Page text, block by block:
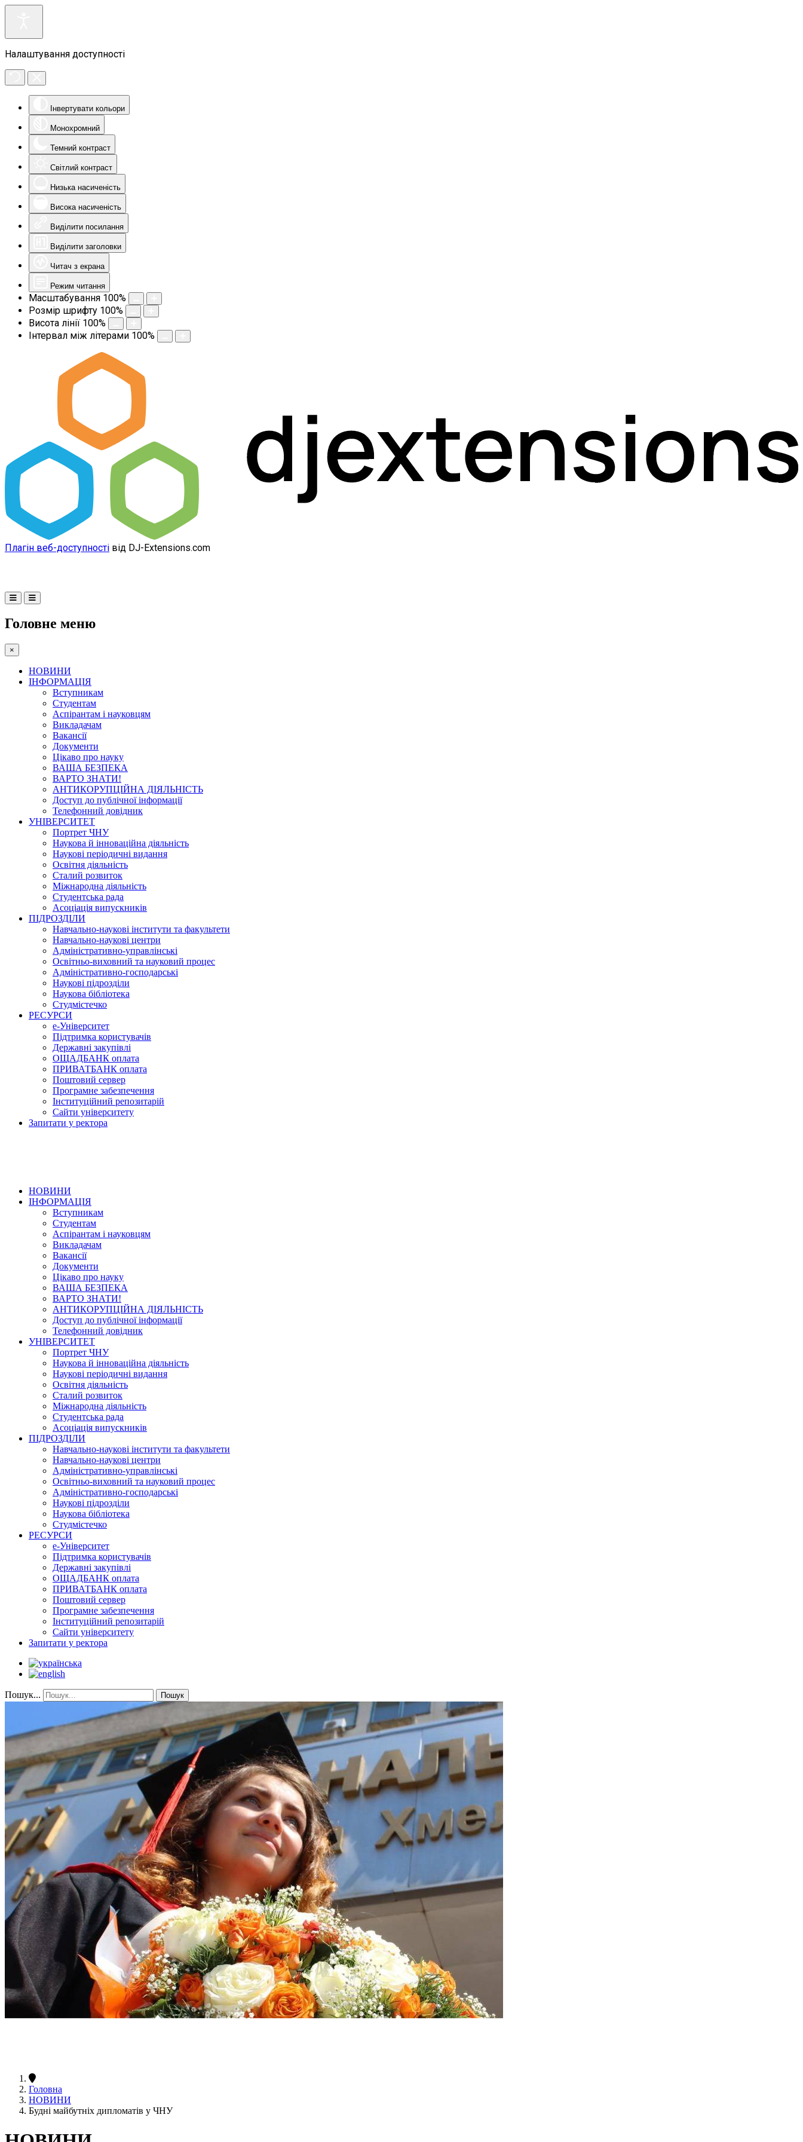
Налаштування доступності
Інвертувати кольори
Монохромний
Темний контраст
Світлий контраст
Низька насиченість
Висока насиченість
Виділити посилання
Виділити заголовки
Читач з екрана
Режим читання
Масштабування 100%
Розмір шрифту 100%
Висота лінії 100%
Інтервал між літерами 100%
Плагін веб-доступності від DJ-Extensions.com
Головне меню
×
НОВИНИ
ІНФОРМАЦІЯ
Вступникам
Студентам
Аспірантам і науковцям
Викладачам
Вакансії
Документи
Цікаво про науку
ВАША БЕЗПЕКА
ВАРТО ЗНАТИ!
АНТИКОРУПЦІЙНА ДІЯЛЬНІСТЬ
Доступ до публічної інформації
Телефонний довідник
УНІВЕРСИТЕТ
Портрет ЧНУ
Наукова й інноваційна діяльність
Наукові періодичні видання
Освітня діяльність
Сталий розвиток
Міжнародна діяльність
Студентська рада
Асоціація випускників
ПІДРОЗДІЛИ
Навчально-наукові інститути та факультети
Навчально-наукові центри
Адміністративно-управлінські
Освітньо-виховний та науковий процес
Адміністративно-господарські
Наукові підрозділи
Наукова бібліотека
Студмістечко
РЕСУРСИ
е-Університет
Підтримка користувачів
Державні закупівлі
ОЩАДБАНК оплата
ПРИВАТБАНК оплата
Поштовий сервер
Програмне забезпечення
Інституційний репозитарій
Сайти університету
Запитати у ректора
НОВИНИ
ІНФОРМАЦІЯ
Вступникам
Студентам
Аспірантам і науковцям
Викладачам
Вакансії
Документи
Цікаво про науку
ВАША БЕЗПЕКА
ВАРТО ЗНАТИ!
АНТИКОРУПЦІЙНА ДІЯЛЬНІСТЬ
Доступ до публічної інформації
Телефонний довідник
УНІВЕРСИТЕТ
Портрет ЧНУ
Наукова й інноваційна діяльність
Наукові періодичні видання
Освітня діяльність
Сталий розвиток
Міжнародна діяльність
Студентська рада
Асоціація випускників
ПІДРОЗДІЛИ
Навчально-наукові інститути та факультети
Навчально-наукові центри
Адміністративно-управлінські
Освітньо-виховний та науковий процес
Адміністративно-господарські
Наукові підрозділи
Наукова бібліотека
Студмістечко
РЕСУРСИ
е-Університет
Підтримка користувачів
Державні закупівлі
ОЩАДБАНК оплата
ПРИВАТБАНК оплата
Поштовий сервер
Програмне забезпечення
Інституційний репозитарій
Сайти університету
Запитати у ректора
Пошук... Пошук
Головна
НОВИНИ
Будні майбутніх дипломатів у ЧНУ